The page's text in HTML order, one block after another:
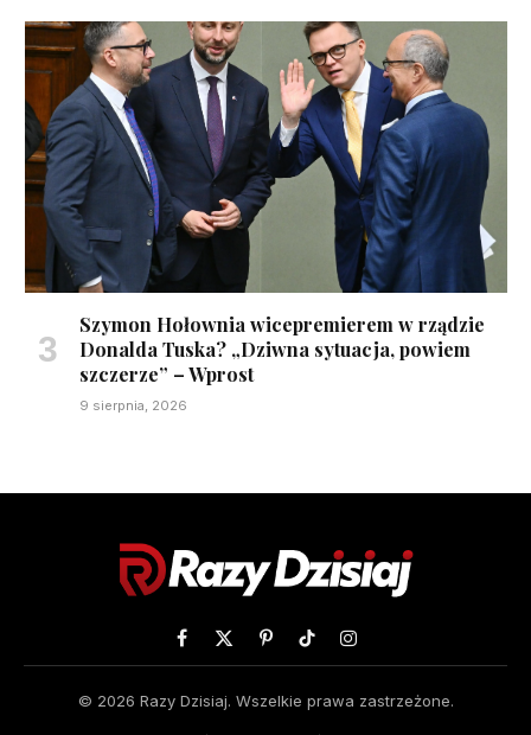
Szymon Hołownia wicepremierem w rządzie
Donalda Tuska? „Dziwna sytuacja, powiem
szczerze” – Wprost
9 sierpnia, 2026
Facebook
X
PinterestTikTokInstagram
© 2026 Razy Dzisiaj. Wszelkie prawa zastrzeżone.